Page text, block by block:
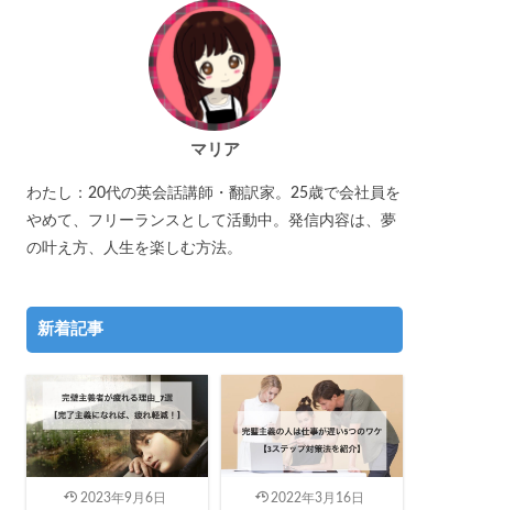
マリア
わたし：20代の英会話講師・翻訳家。25歳で会社員を
やめて、フリーランスとして活動中。発信内容は、夢
の叶え方、人生を楽しむ方法。
新着記事
2023年9月6日 2022年3月16日